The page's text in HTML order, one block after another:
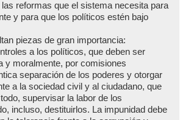
reformas que el sistema necesita para
y para que los políticos estén bajo
piezas de gran importancia:
a los políticos, que deben ser
y moralmente, por comisiones
separación de los poderes y otorgar
a la sociedad civil y al ciudadano, que
supervisar la labor de los
incluso, destituirlos. La impunidad debe